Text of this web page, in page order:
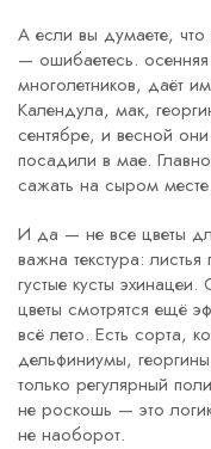
А если вы думаете,
— ошибаетесь.
многолетников, даёт
Календула, мак,
сентябре, и весной
посадили в мае.
сажать на сыром месте.
И да — не все цветы
важна текстура:
густые кусты
цветы смотрятся ещё
всё лето. Есть сорта,
дельфиниумы,
только регулярный
не роскошь — это
не наоборот.